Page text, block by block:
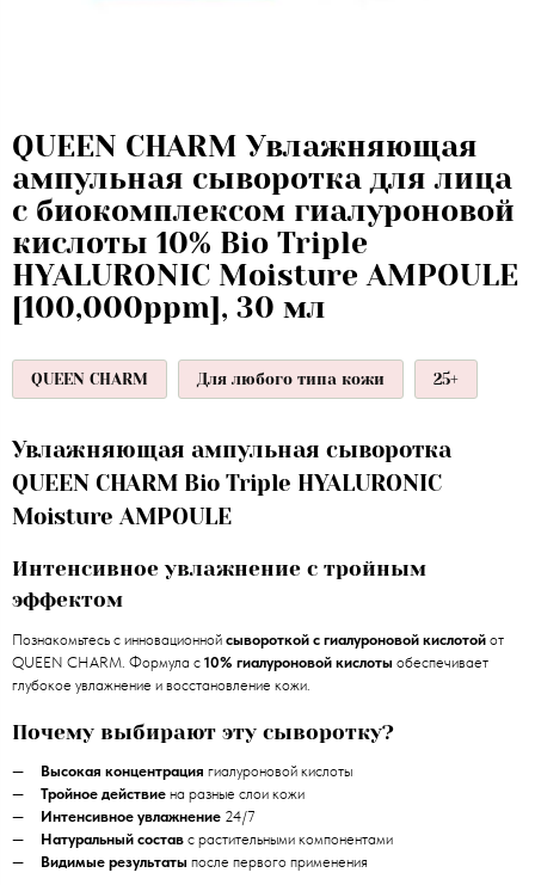
QUEEN CHARM Увлажняющая
ампульная сыворотка для лица
с биокомплексом гиалуроновой
кислоты 10% Bio Triple
HYALURONIC Moisture AMPOULE
[100,000ppm], 30 мл
QUEEN CHARM Для любого типа кожи 25+
Увлажняющая ампульная сыворотка
QUEEN CHARM Bio Triple HYALURONIC
Moisture AMPOULE
Интенсивное увлажнение с тройным
эффектом
Познакомьтесь с инновационной сывороткой с гиалуроновой кислотой от
QUEEN CHARM. Формула с 10% гиалуроновой кислоты обеспечивает
глубокое увлажнение и восстановление кожи.
Почему выбирают эту сыворотку?
Высокая концентрация гиалуроновой кислоты
Тройное действие на разные слои кожи
Интенсивное увлажнение 24/7
Натуральный состав с растительными компонентами
Видимые результаты после первого применения